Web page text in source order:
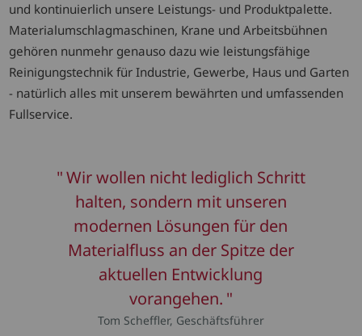
und kontinuierlich unsere Leistungs- und Produktpalette.
Materialumschlagmaschinen, Krane und Arbeitsbühnen
gehören nunmehr genauso dazu wie leistungsfähige
Reinigungstechnik für Industrie, Gewerbe, Haus und Garten
- natürlich alles mit unserem bewährten und umfassenden
Fullservice.
Wir wollen nicht lediglich Schritt
halten, sondern mit unseren
modernen Lösungen für den
Materialfluss an der Spitze der
aktuellen Entwicklung
vorangehen.
Tom Scheffler, Geschäftsführer